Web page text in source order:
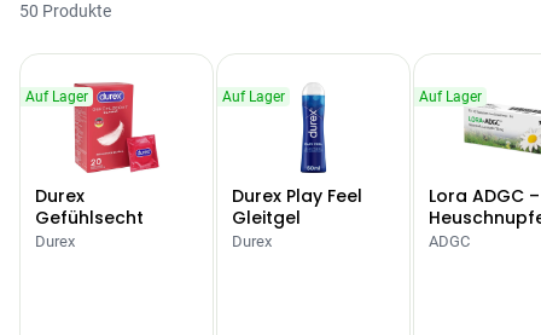
50 Produkte
Auf Lager
Durex
Gefühlsecht
Classic Kondome
Durex
Auf Lager
Durex Play Feel
Gleitgel
Durex
Auf Lager
Lora ADGC
Allergien
ADGC